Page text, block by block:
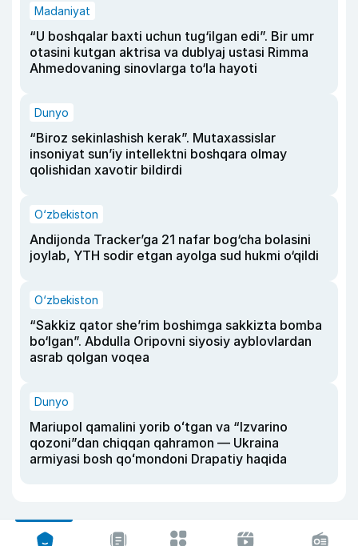
Madaniyat
“U boshqalar baxti uchun tug‘ilgan edi”. Bir umr
otasini kutgan aktrisa va dublyaj ustasi Rimma
Ahmedovaning sinovlarga to‘la hayoti
Dunyo
“Biroz sekinlashish kerak”. Mutaxassislar
insoniyat sun’iy intellektni boshqara olmay
qolishidan xavotir bildirdi
O‘zbekiston
Andijonda Tracker’ga 21 nafar bog‘cha bolasini
joylab, YTH sodir etgan ayolga sud hukmi o‘qildi
O‘zbekiston
“Sakkiz qator she’rim boshimga sakkizta bomba
bo‘lgan”. Abdulla Oripovni siyosiy ayblovlardan
asrab qolgan voqea
Dunyo
Mariupol qamalini yorib oʻtgan va “Izvarino
qozoni”dan chiqqan qahramon — Ukraina
armiyasi bosh qoʻmondoni Drapatiy haqida